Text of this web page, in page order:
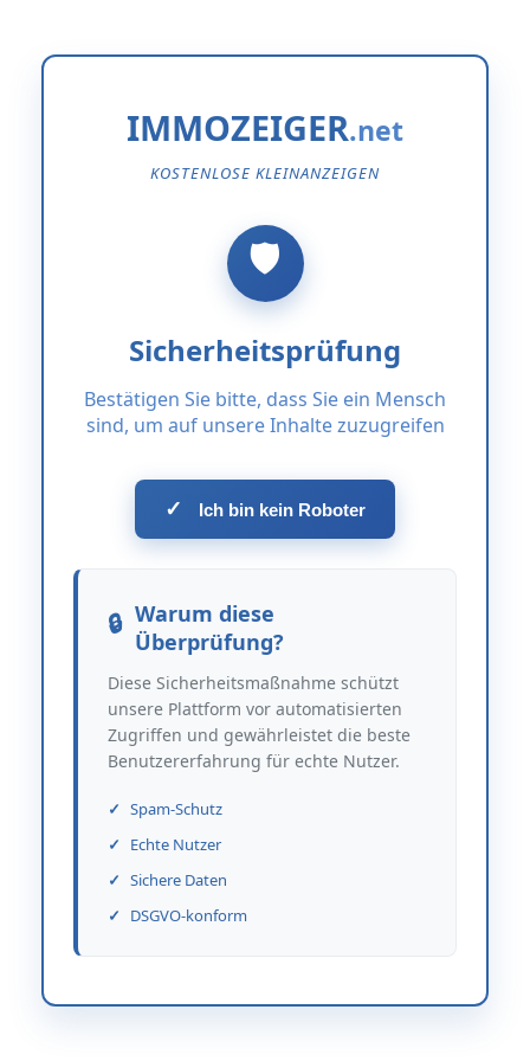
IMMOZEIGER
KOSTENLOSE KLEINANZEIGEN
Sicherheitsprüfung
Bestätigen Sie bitte, dass Sie ein Mensch
sind, um auf unsere Inhalte zuzugreifen
✓ Ich bin kein Roboter
Warum diese
Überprüfung?
Diese Sicherheitsmaßnahme schützt
unsere Plattform vor automatisierten
Zugriffen und gewährleistet die beste
Benutzererfahrung für echte Nutzer.
Spam-Schutz
Echte Nutzer
Sichere Daten
DSGVO-konform